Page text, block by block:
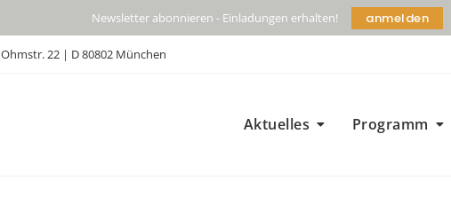
Newsletter abonnieren - Einladungen erhalten! anmelden
Ohmstr. 22 | D 80802 München
Aktuelles Programm